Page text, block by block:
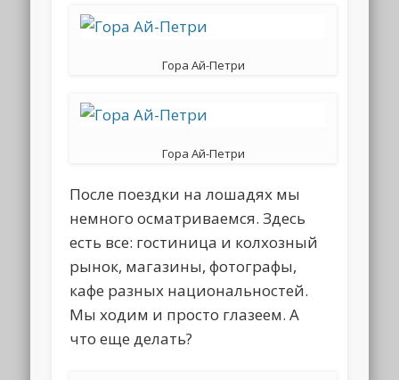
Гора Ай-Петри
Гора Ай-Петри
После поездки на лошадях мы
немного осматриваемся. Здесь
есть все: гостиница и колхозный
рынок, магазины, фотографы,
кафе разных национальностей.
Мы ходим и просто глазеем. А
что еще делать?